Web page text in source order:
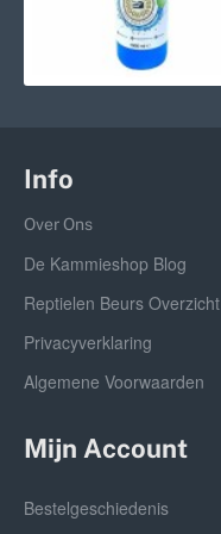
Info
Over Ons
De Kammieshop Blog
Reptielen Beurs Overzicht
Privacyverklaring
Algemene Voorwaarden
Mijn Account
Bestelgeschiedenis